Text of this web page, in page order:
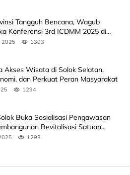
Tangguh Bencana, Wagub
Konferensi 3rd ICDMM 2025 di
2025 1303
Akses Wisata di Solok Selatan,
dan Perkuat Peran Masyarakat
1294
Buka Sosialisasi Pengawasan
Revitalisasi Satuan
1293